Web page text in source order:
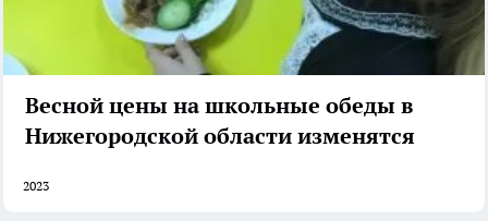
Весной цены на школьные обеды в
Нижегородской области изменятся
2023